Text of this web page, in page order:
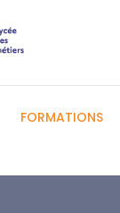
FORMATIONS